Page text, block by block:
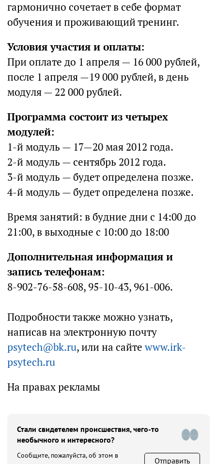
гармонично сочетает в себе формат
обучения и проживающий тренинг.
Условия участия и оплаты:
При оплате до 1 апреля — 16 000 рублей,
после 1 апреля —19 000 рублей, в день
модуля — 22 000 рублей.
Программа состоит из четырех
модулей:
1-й модуль — 17—20 мая 2012 года.
2-й модуль — сентябрь 2012 года.
3-й модуль — будет определена позже.
4-й модуль — будет определена позже.
Время занятий: в будние дни с 14:00 до
21:00, в выходные с 10:00 до 18:00
Дополнительная информация и
запись телефонам:
8-902-76-58-608, 95-10-43, 961-006.
Подробности также можно узнать,
написав на электронную почту
psytech@bk.ru, или на сайтеwww.irk-
psytech.ru
На правах рекламы
Стали свидетелем происшествия, чего-то
необычного и интересного?
Сообщите, пожалуйста, об этом в
Отправить